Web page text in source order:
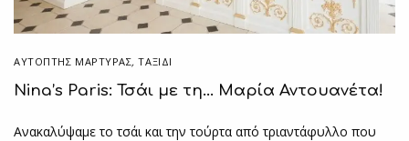
ΑΥΤΌΠΤΗΣ ΜΆΡΤΥΡΑΣ,ΤΑΞΙΔΙ
Nina’s Paris: Τσάι με τη… Μαρία Αντουανέτα!
Ανακαλύψαμε το τσάι και την τούρτα από τριαντάφυλλο που